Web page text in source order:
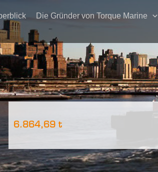
Die Gründer von Torque Marine
6.864,69 t